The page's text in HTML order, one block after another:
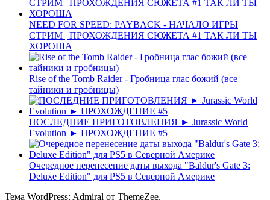
NEED FOR SPEED: PAYBACK - НАЧАЛО ИГРЫ
СТРИМ | ПРОХОЖДЕНИЯ СЮЖЕТА #1 ТАК ЛИ ТЫ
ХОРОША
Rise of the Tomb Raider - Гробница глас божий (все
тайники и гробницы)
ПОСЛЕДНИЕ ПРИГОТОВЛЕНИЯ ► Jurassic World
Evolution ► ПРОХОЖДЕНИЕ #5
Очередное перенесение даты выхода "Baldur's Gate 3:
Deluxe Edition" для PS5 в Северной Америке
Тема WordPress: Admiral от ThemeZee.